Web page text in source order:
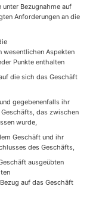
Bezugnahme auf
Anforderungen an die
wesentlichen Aspekten
Punkte enthalten
die sich das Geschäft
gegebenenfalls ihr
das zwischen
wurde,
Geschäft und ihr
des Geschäfts,
ausgeübten
auf das Geschäft